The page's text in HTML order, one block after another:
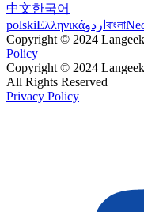
中文한국어
polskiΕλληνικάاردو বাংলা
Copyright © 2024
Policy
Copyright © 2024
All Rights Reserved
Privacy Policy